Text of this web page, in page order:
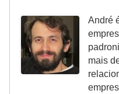
André
mais